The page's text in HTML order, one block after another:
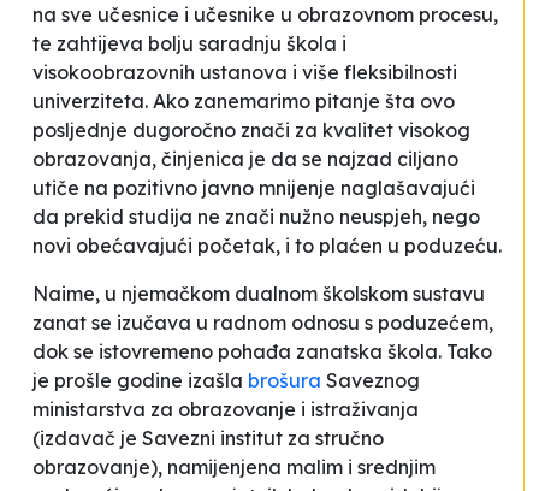
na sve učesnice i učesnike u obrazovnom procesu,
te zahtijeva bolju saradnju škola i
visokoobrazovnih ustanova i više fleksibilnosti
univerziteta. Ako zanemarimo pitanje šta ovo
posljednje dugoročno znači za kvalitet visokog
obrazovanja, činjenica je da se najzad ciljano
utiče na pozitivno javno mnijenje naglašavajući
da prekid studija ne znači nužno neuspjeh, nego
novi obećavajući početak, i to plaćen u poduzeću.
Naime, u njemačkom dualnom školskom sustavu
zanat se izučava u radnom odnosu s poduzećem,
dok se istovremeno pohađa zanatska škola. Tako
je prošle godine izašla brošura Saveznog
ministarstva za obrazovanje i istraživanja
(izdavač je Savezni institut za stručno
obrazovanje), namijenjena malim i srednjim